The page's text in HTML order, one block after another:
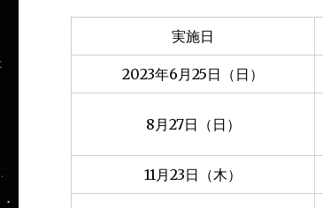
実施日
2023年6月25日（日）
8月27日（日）
11月23日（木）